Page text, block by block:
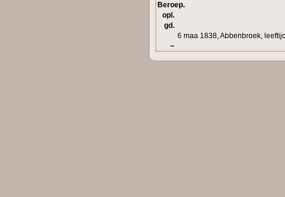
Beroep.
opl.
gd.
6 maa 1838, Abbenbroek,
~